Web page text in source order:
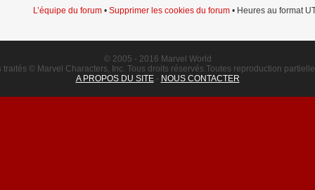
L’équipe du forum • Supprimer les cookies du forum • Heures au format
© 2005 - 2016 Marvel World
© Marvel Characters, Inc. Tous droits réservés.Toutes reproduction
A PROPOS DU SITE- NOUS CONTACTER